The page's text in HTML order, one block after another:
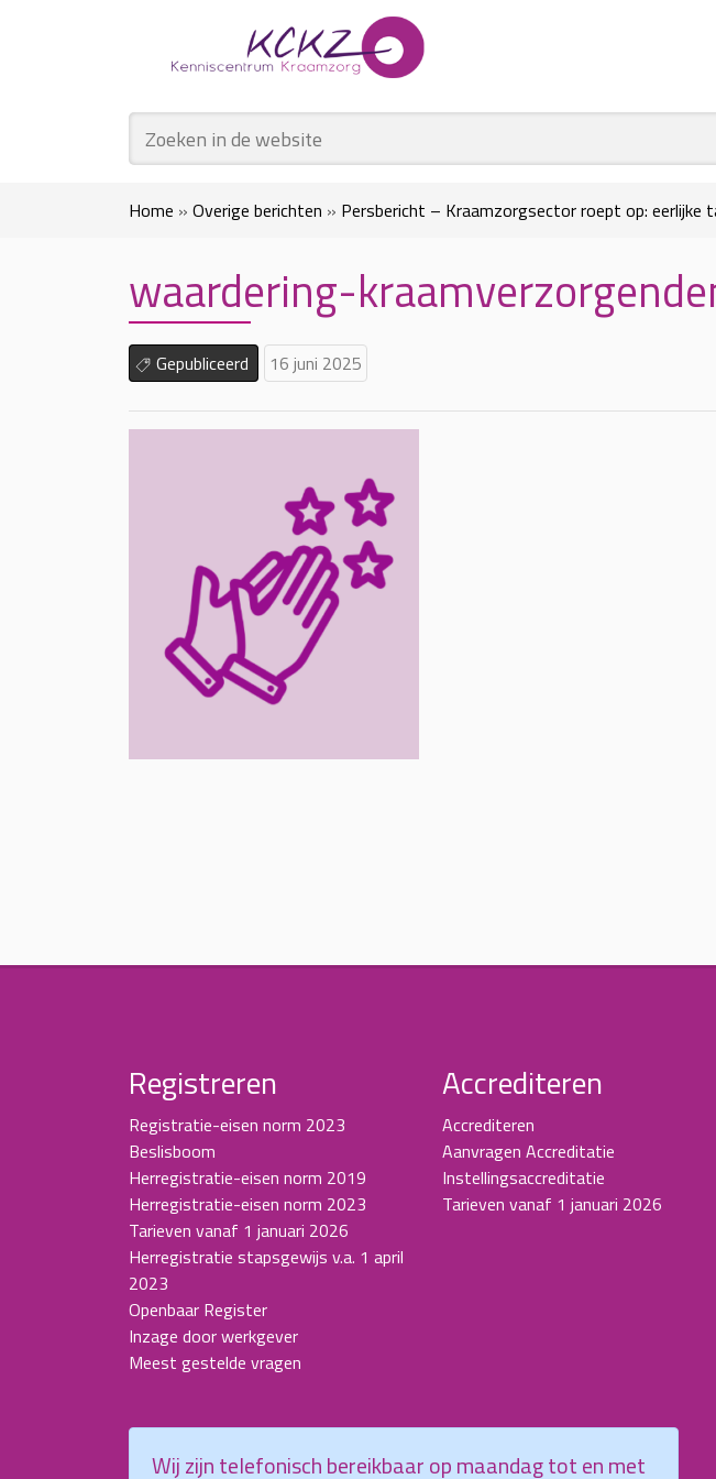
Home » Overige berichten » Persbericht – Kraamzorgsector roept op: eerlijke
waardering-
Gepubliceerd 16 juni 2025
Registreren
Registratie-eisen norm 2023
Beslisboom
Herregistratie-eisen norm 2019
Herregistratie-eisen norm 2023
Tarieven vanaf 1 januari 2026
Herregistratie stapsgewijs v.a. 1 april
2023
Openbaar Register
Inzage door werkgever
Meest gestelde vragen
Accrediteren
Accrediteren
Aanvragen Accreditatie
Instellingsaccreditatie
Tarieven vanaf 1 januari 2026
Wij zijn telefonisch bereikbaar op maandag tot en met